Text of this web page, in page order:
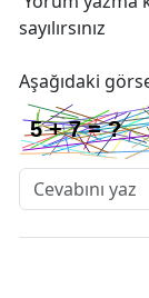
sayılırsınız
Aşağıdaki